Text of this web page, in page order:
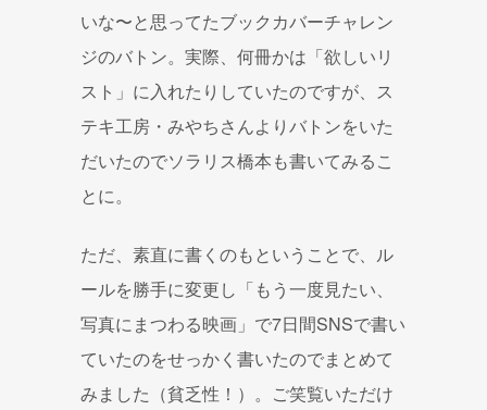
いな〜と思ってたブックカバーチャレン
ジのバトン。実際、何冊かは「欲しいリ
スト」に入れたりしていたのですが、ス
テキ工房・みやちさんよりバトンをいた
だいたのでソラリス橋本も書いてみるこ
とに。
ただ、素直に書くのもということで、ル
ールを勝手に変更し「もう一度見たい、
写真にまつわる映画」で7日間SNSで書い
ていたのをせっかく書いたのでまとめて
みました（貧乏性！）。ご笑覧いただけ